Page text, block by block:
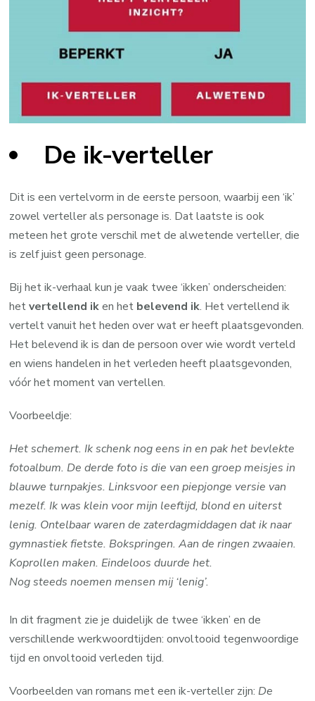
De ik-verteller
Dit is een vertelvorm in de eerste persoon, waarbij een ‘ik’
zowel verteller als personage is. Dat laatste is ook
meteen het grote verschil met de alwetende verteller, die
is zelf juist geen personage.
Bij het ik-verhaal kun je vaak twee ‘ikken’ onderscheiden:
hetvertellend iken het belevend ik. Het vertellend ik
vertelt vanuit het heden over wat er heeft plaatsgevonden.
Het belevend ik is dan de persoon over wie wordt verteld
en wiens handelen in het verleden heeft plaatsgevonden,
vóór het moment van vertellen.
Voorbeeldje:
Het schemert. Ik schenk nog eens in en pak het bevlekte
fotoalbum. De derde foto is die van een groep meisjes in
blauwe turnpakjes. Linksvoor een piepjonge versie van
mezelf. Ik was klein voor mijn leeftijd, blond en uiterst
lenig. Ontelbaar waren de zaterdagmiddagen dat ik naar
gymnastiek fietste. Bokspringen. Aan de ringen zwaaien.
Koprollen maken. Eindeloos duurde het.
Nog steeds noemen mensen mij ‘lenig’.
In dit fragment zie je duidelijk de twee ‘ikken’ en de
verschillende werkwoordtijden: onvoltooid tegenwoordige
tijd en onvoltooid verleden tijd.
Voorbeelden van romans met een ik-verteller zijn: De